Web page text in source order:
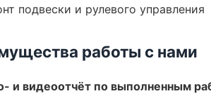
подвески и рулевого управления
работы с нами
и видеоотчёт по выполненным